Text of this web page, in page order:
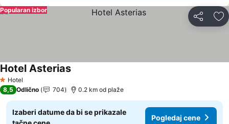
Deli
Popularan izbor
1 Zvezdice
Hotel
Hotel AsteriasPogledaj cene
8,5 Odlično 704 0.2 km od plaže
Izaberi datume da bi se prikazale
Pogledaj cene